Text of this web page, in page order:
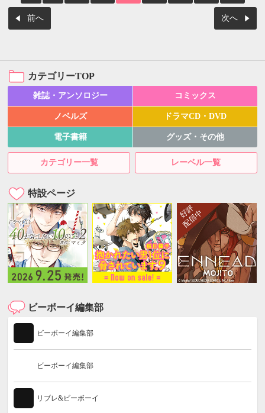
前へ 次へ
カテゴリーTOP
雑誌・アンソロジー コミックス
ノベルズ ドラマCD・DVD
電子書籍 グッズ・その他
カテゴリー一覧 レーベル一覧
特設ページ
ビーボーイ編集部
ビーボーイ編集部
ビーボーイ編集部
リブレ&ビーボーイ